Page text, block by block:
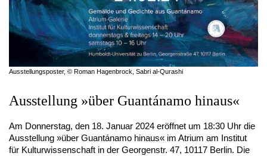
Ausstellungsposter, © Roman Hagenbrock, Sabri al-Qurashi
Ausstellung »über Guantánamo hinaus«
Am Donnerstag, den 18. Januar 2024 eröffnet um 18:30 Uhr die
Ausstellung »über Guantánamo hinaus« im Atrium am Institut
für Kulturwissenschaft in der Georgenstr. 47, 10117 Berlin. Die